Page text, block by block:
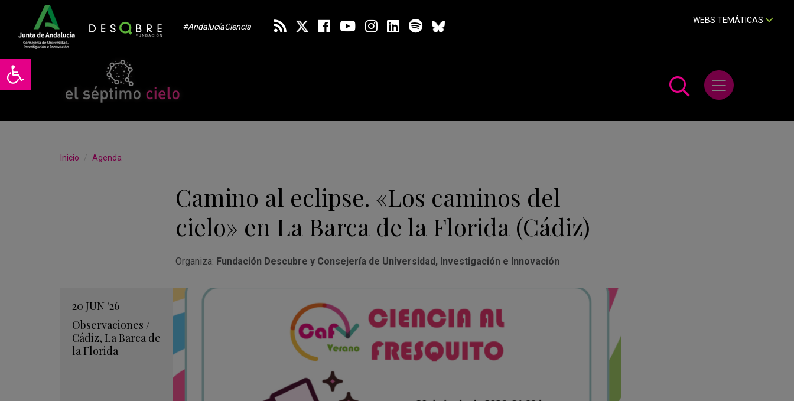
Abrir barra de herramientas
#AndalucíaCiencia
WEBS TEMÁTICAS
Abrir menú
Inicio Agenda
Camino al eclipse. «Los caminos del
cielo» en La Barca de la Florida (Cádiz)
Organiza: Fundación Descubre y Consejería de Universidad, Investigación e Innovación
20 JUN '26
Observaciones /
Cádiz, La Barca de
la Florida